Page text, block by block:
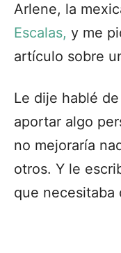
Arlene, la
Escalas, y me
artículo sobre
Le dije hablé
aportar algo
no mejoraría
otros. Y le
que necesitaba